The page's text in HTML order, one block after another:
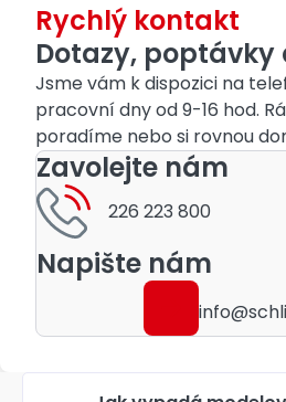
Rychlý kontakt
Dotazy, poptávky
Jsme vám k dispozici na
pracovní dny od 9-16 hod.
poradíme nebo si rovnou
Zavolejte nám
226 223 800
Napište nám